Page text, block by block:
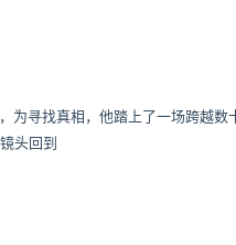
为寻找真相，他踏上了一场跨越数
头回到